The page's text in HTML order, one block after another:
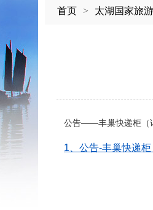
首页 > 太湖国家旅
公告——丰巢快递柜（
1、公告-丰巢快递